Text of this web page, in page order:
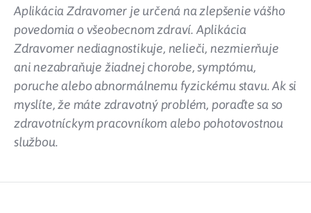
Aplikácia Zdravomer je určená na zlepšenie vášho
povedomia o všeobecnom zdraví. Aplikácia
Zdravomer nediagnostikuje, nelieči, nezmierňuje
ani nezabraňuje žiadnej chorobe, symptómu,
poruche alebo abnormálnemu fyzickému stavu. Ak si
myslíte, že máte zdravotný problém, poraďte sa so
zdravotníckym pracovníkom alebo pohotovostnou
službou.